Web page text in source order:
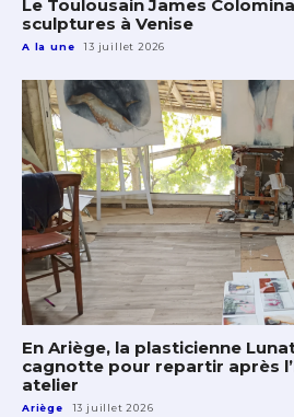
Le Toulousain James
sculptures à Venise
A la une 13 juillet 2026
En Ariège, la plasticienne
cagnotte pour repartir après
atelier
Ariège 13 juillet 2026